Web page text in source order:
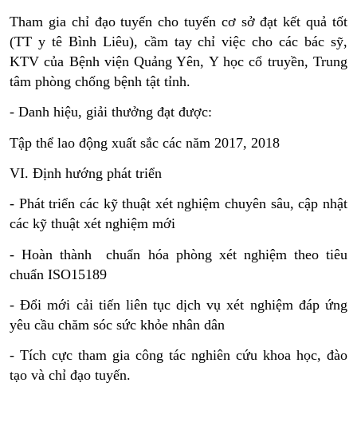
Tham gia chỉ đạo tuyến cho tuyến cơ sở đạt kết quả tốt
(TT y tê Bình Liêu), cầm tay chỉ việc cho các bác sỹ,
KTV của Bệnh viện Quảng Yên, Y học cổ truyền, Trung
tâm phòng chống bệnh tật tỉnh.
- Danh hiệu, giải thưởng đạt được:
Tập thể lao động xuất sắc các năm 2017, 2018
VI. Định hướng phát triển
- Phát triển các kỹ thuật xét nghiệm chuyên sâu, cập nhật
các kỹ thuật xét nghiệm mới
- Hoàn thành  chuẩn hóa phòng xét nghiệm theo tiêu
chuẩn ISO15189
- Đổi mới cải tiến liên tục dịch vụ xét nghiệm đáp ứng
yêu cầu chăm sóc sức khỏe nhân dân
- Tích cực tham gia công tác nghiên cứu khoa học, đào
tạo và chỉ đạo tuyến.